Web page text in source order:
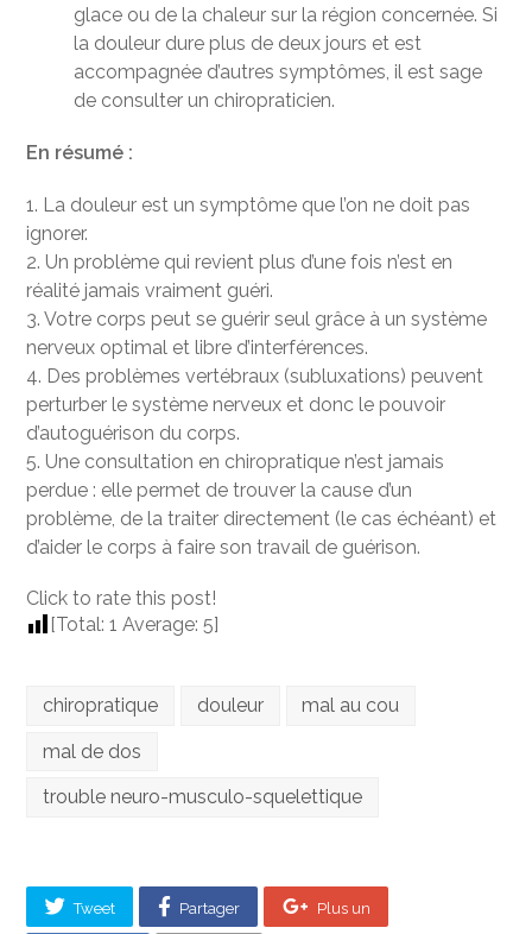
glace ou de la chaleur sur la région concernée. Si
la douleur dure plus de deux jours et est
accompagnée d’autres symptômes, il est sage
de consulter un chiropraticien.
En résumé :
1. La douleur est un symptôme que l’on ne doit pas
ignorer.
2. Un problème qui revient plus d’une fois n’est en
réalité jamais vraiment guéri.
3. Votre corps peut se guérir seul grâce à un système
nerveux optimal et libre d’interférences.
4. Des problèmes vertébraux (subluxations) peuvent
perturber le système nerveux et donc le pouvoir
d’autoguérison du corps.
5. Une consultation en chiropratique n’est jamais
perdue : elle permet de trouver la cause d’un
problème, de la traiter directement (le cas échéant) et
d’aider le corps à faire son travail de guérison.
Click to rate this post!
[Total:1 Average:5]
chiropratique douleur mal au cou
mal de dos
trouble neuro-musculo-squelettique
Tweet Partager Plus un